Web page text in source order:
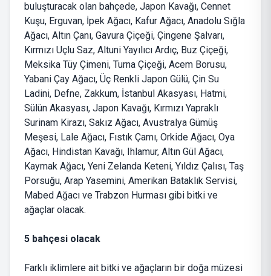
buluşturacak olan bahçede, Japon Kavağı, Cennet
Kuşu, Erguvan, İpek Ağacı, Kafur Ağacı, Anadolu Sığla
Ağacı, Altın Çanı, Gavura Çiçeği, Çingene Şalvarı,
Kırmızı Uçlu Saz, Altuni Yayılıcı Ardıç, Buz Çiçeği,
Meksika Tüy Çimeni, Turna Çiçeği, Acem Borusu,
Yabani Çay Ağacı, Üç Renkli Japon Gülü, Çin Su
Ladini, Defne, Zakkum, İstanbul Akasyası, Hatmi,
Sülün Akasyası, Japon Kavağı, Kırmızı Yapraklı
Surinam Kirazı, Sakız Ağacı, Avustralya Gümüş
Meşesi, Lale Ağacı, Fıstık Çamı, Orkide Ağacı, Oya
Ağacı, Hindistan Kavağı, Ihlamur, Altın Gül Ağacı,
Kaymak Ağacı, Yeni Zelanda Keteni, Yıldız Çalısı, Taş
Porsuğu, Arap Yasemini, Amerikan Bataklık Servisi,
Mabed Ağacı ve Trabzon Hurması gibi bitki ve
ağaçlar olacak.
5 bahçesi olacak
Farklı iklimlere ait bitki ve ağaçların bir doğa müzesi